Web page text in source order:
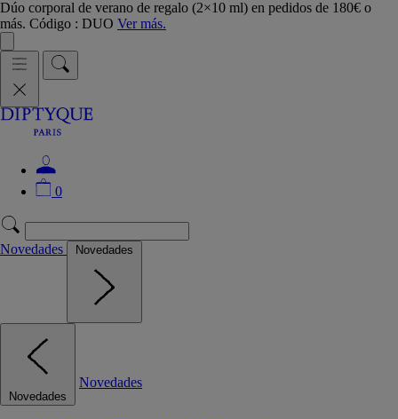
Dúo corporal de verano de regalo (2×10 ml) en pedidos de 180€ o
más. Código : DUO Ver más.
0
Novedades Novedades
Novedades
Novedades